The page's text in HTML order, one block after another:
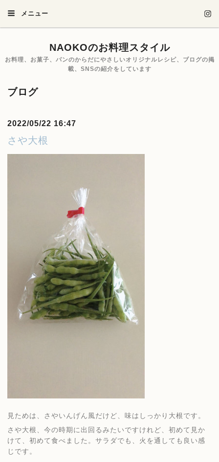
メニュー
NAOKOのお料理スタイル
お料理、お菓子、パンのからだにやさしいオリジナルレシピ、ブログの掲
載、SNSの紹介をしています
ブログ
2022/05/22 16:47
さや大根
見ためは、さやいんげん風だけど、味はしっかり大根です。
さや大根、今の時期に出回るみたいですけれど、初めて見か
けて、初めて食べました。サラダでも、火を通しても良い感
じです。